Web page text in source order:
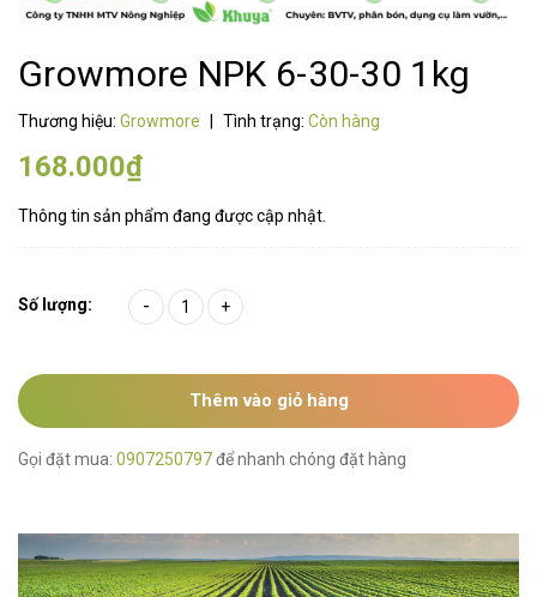
Growmore NPK 6-30-30 1kg
Thương hiệu: Growmore Tình trạng: Còn hàng
168.000₫
Thông tin sản phẩm đang được cập nhật.
Số lượng: - +
Thêm vào giỏ hàng
Gọi đặt mua: 0907250797để nhanh chóng đặt hàng